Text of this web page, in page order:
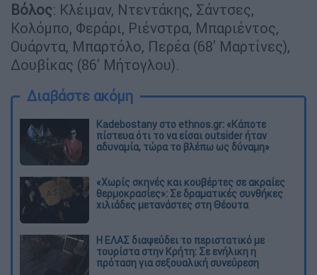
Βόλος: Κλέιμαν, Ντεντάκης, Σάντσες,
Κολόμπο, Φεράρι, Ριένστρα, Μπαριέντος,
Ουάρντα, Μπαρτόλο, Περέα (68' Μαρτίνες),
Δουβίκας (86' Μήτογλου).
Διαβάστε ακόμη
Kadebostany στο ethnos.gr: «Κάποτε
πίστευα ότι το να είσαι outsider ήταν
αδυναμία, τώρα το βλέπω ως δύναμη»
«Χωρίς σκηνές και κουβέρτες σε ακραίες
θερμοκρασίες»: Σε δραματικές συνθήκες
χιλιάδες μετανάστες στη Θέουτα
Η ΕΛΑΣ διαψεύδει το περιστατικό με
τουρίστα στην Κρήτη: Σε ενήλικη η
πρόταση για σεξουαλική συνεύρεση